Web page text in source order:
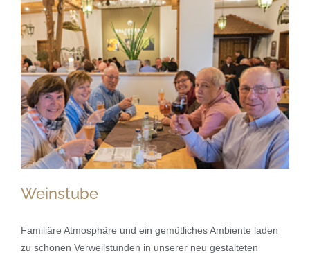
Weinstube
Familiäre Atmosphäre und ein gemütliches Ambiente laden
zu schönen Verweilstunden in unserer neu gestalteten